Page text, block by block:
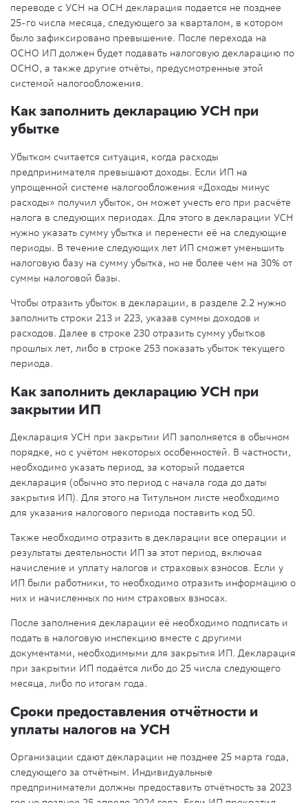
переводе с УСН на ОСН декларация подается не позднее
25-го числа месяца, следующего за кварталом, в котором
было зафиксировано превышение. После перехода на
ОСНО ИП должен будет подавать налоговую декларацию по
ОСНО, а также другие отчёты, предусмотренные этой
системой налогообложения.
Как заполнить декларацию УСН при
убытке
Убытком считается ситуация, когда расходы
предпринимателя превышают доходы. Если ИП на
упрощенной системе налогообложения «Доходы минус
расходы» получил убыток, он может учесть его при расчёте
налога в следующих периодах. Для этого в декларации УСН
нужно указать сумму убытка и перенести её на следующие
периоды. В течение следующих лет ИП сможет уменьшить
налоговую базу на сумму убытка, но не более чем на 30% от
суммы налоговой базы.
Чтобы отразить убыток в декларации, в разделе 2.2 нужно
заполнить строки 213 и 223, указав суммы доходов и
расходов. Далее в строке 230 отразить сумму убытков
прошлых лет, либо в строке 253 показать убыток текущего
периода.
Как заполнить декларацию УСН при
закрытии ИП
Декларация УСН при закрытии ИП заполняется в обычном
порядке, но с учётом некоторых особенностей. В частности,
необходимо указать период, за который подается
декларация (обычно это период с начала года до даты
закрытия ИП). Для этого на Титульном листе необходимо
для указания налогового периода поставить код 50.
Также необходимо отразить в декларации все операции и
результаты деятельности ИП за этот период, включая
начисление и уплату налогов и страховых взносов. Если у
ИП были работники, то необходимо отразить информацию о
них и начисленных по ним страховых взносах.
После заполнения декларации её необходимо подписать и
подать в налоговую инспекцию вместе с другими
документами, необходимыми для закрытия ИП. Декларация
при закрытии ИП подаётся либо до 25 числа следующего
месяца, либо по итогам года.
Сроки предоставления отчётности и
уплаты налогов на УСН
Организации сдают декларации не позднее 25 марта года,
следующего за отчётным. Индивидуальные
предприниматели должны предоставить отчётность за 2023